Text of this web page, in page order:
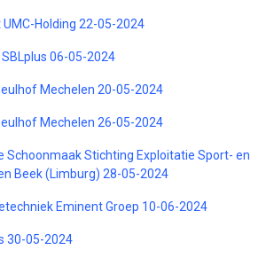
Holding 22-05-2024
06-05-2024
Mechelen 20-05-2024
Mechelen 26-05-2024
Schoonmaak Stichting Exploitatie Sport- en
Beek (Limburg) 28-05-2024
Eminent Groep 10-06-2024
30-05-2024